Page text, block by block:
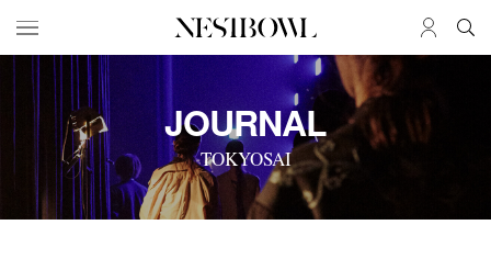
HOME
求人検索
新着求人
ブランド一覧
JOURNAL
TOKYOSAI